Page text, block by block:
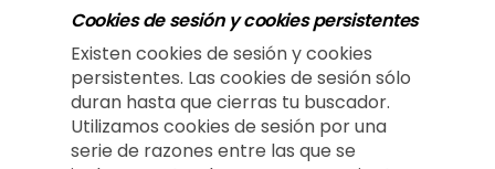
Cookies de sesión y cookies persistentes
Existen cookies de sesión y cookies
persistentes. Las cookies de sesión sólo
duran hasta que cierras tu buscador.
Utilizamos cookies de sesión por una
serie de razones entre las que se